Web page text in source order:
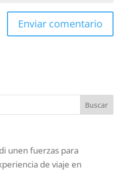
unen fuerzas para
de viaje en